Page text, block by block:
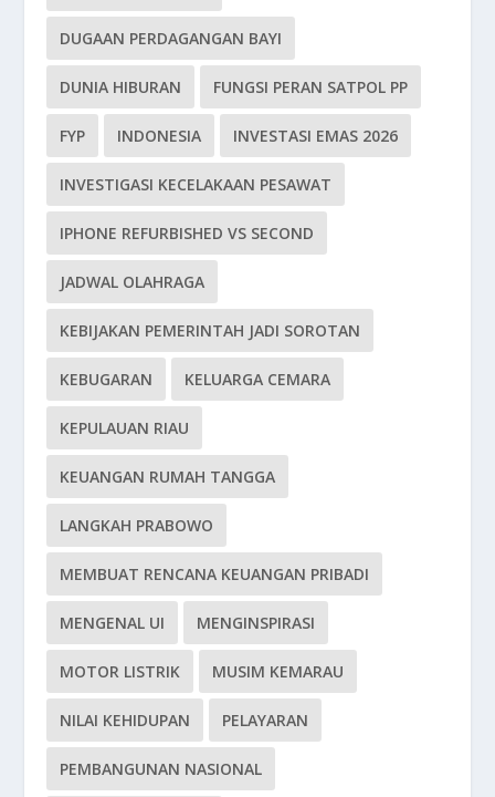
DUGAAN PERDAGANGAN BAYI
DUNIA HIBURAN FUNGSI PERAN SATPOL PP
FYP INDONESIA INVESTASI EMAS 2026
INVESTIGASI KECELAKAAN PESAWAT
IPHONE REFURBISHED VS SECOND
JADWAL OLAHRAGA
KEBIJAKAN PEMERINTAH JADI SOROTAN
KEBUGARAN KELUARGA CEMARA
KEPULAUAN RIAU
KEUANGAN RUMAH TANGGA
LANGKAH PRABOWO
MEMBUAT RENCANA KEUANGAN PRIBADI
MENGENAL UI MENGINSPIRASI
MOTOR LISTRIK MUSIM KEMARAU
NILAI KEHIDUPAN PELAYARAN
PEMBANGUNAN NASIONAL